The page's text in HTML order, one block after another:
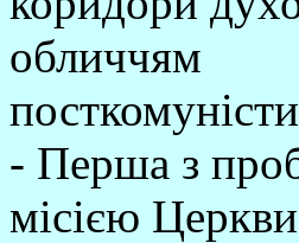
обличчям
- Перша з
місією